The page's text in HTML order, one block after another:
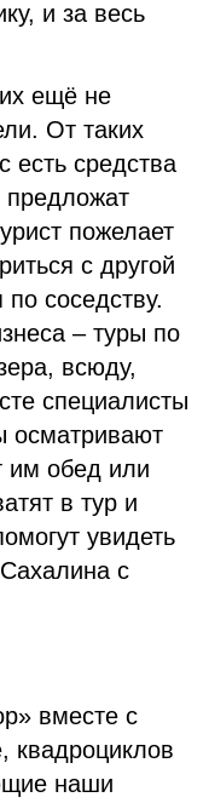
и за весь
ещё не
От таких
есть средства
пожелает
с другой
соседству.
– туры по
всюду,
специалисты
осматривают
им обед или
в тур и
увидеть
с
вместе с
квадроциклов
наши